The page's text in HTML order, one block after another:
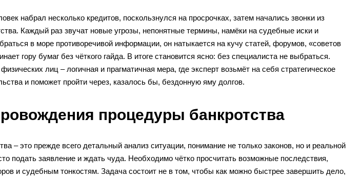
набрал несколько кредитов, поскользнулся на просрочках, затем начались звонки из
Каждый раз звучат новые угрозы, непонятные термины, намёки на судебные иски и
в море противоречивой информации, он натыкается на кучу статей, форумов, «советов
гору бумаг без чёткого гайда. В итоге становится ясно: без специалиста не выбраться.
лиц – логичная и прагматичная мера, где эксперт возьмёт на себя стратегическое
и поможет пройти через, казалось бы, бездонную яму долгов.
процедуры банкротства
– это прежде всего детальный анализ ситуации, понимание не только законов, но и реальной
подать заявление и ждать чуда. Необходимо чётко просчитать возможные последствия,
и судебным тонкостям. Задача состоит не в том, чтобы как можно быстрее завершить дело,